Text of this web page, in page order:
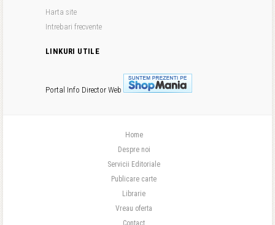
Harta site
Intrebari frecvente
LINKURI UTILE
Portal Info Director Web
Home
Despre noi
Servicii Editoriale
Publicare carte
Librarie
Vreau oferta